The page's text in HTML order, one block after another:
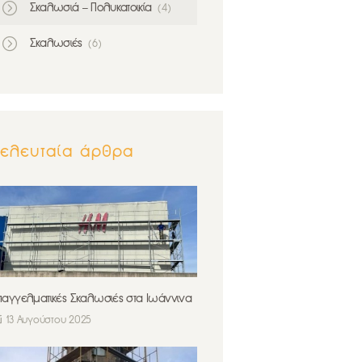
Σκαλωσιά – Πολυκατοικία (4)
Σκαλωσιές (6)
άρθρα
Σκαλωσιές στα Ιωάννινα
13 Αυγούστου 2025